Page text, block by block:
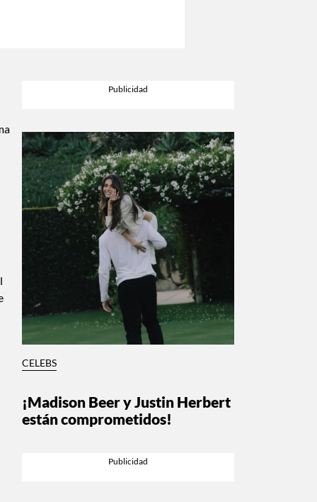
CELEBS
¡Madison Beer y Justin Herbert
están comprometidos!